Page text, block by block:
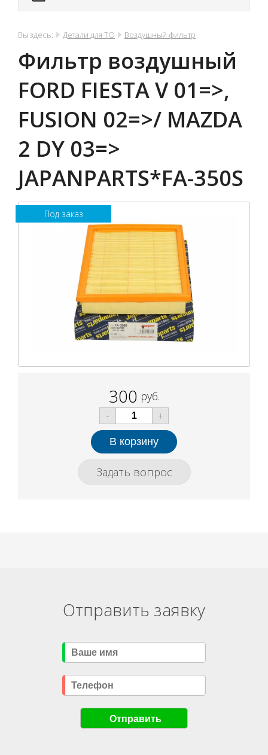
Вы здесь: Детали для ТО Воздушный фильтр
Фильтр воздушный
FORD FIESTA V 01=>,
FUSION 02=>/ MAZDA
2 DY 03=>
JAPANPARTS*FA-350S
Под заказ
300 руб.
-
+
Задать вопрос
Отправить заявку